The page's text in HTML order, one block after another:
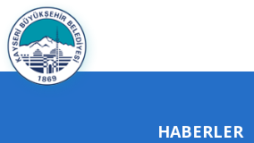
HABERLER